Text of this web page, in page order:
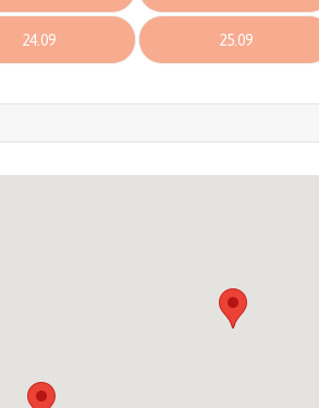
24.09 25.09